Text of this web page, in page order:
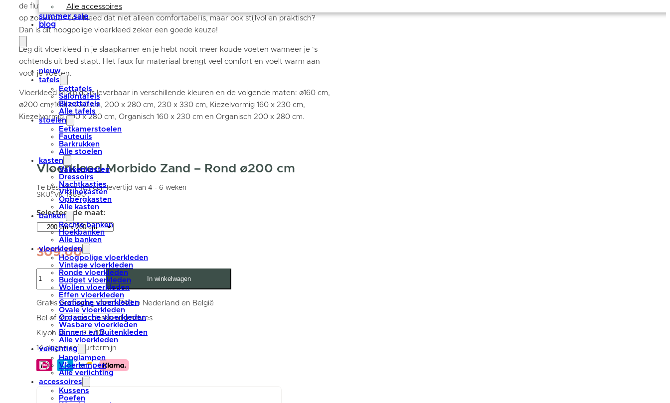
Alle accessoires
summer sale
blog
nieuw
tafels
Eettafels
Salontafels
Bijzettafels
Alle tafels
stoelen
Eetkamerstoelen
Fauteuils
Barkrukken
Alle stoelen
kasten
Vakkenkasten
Dressoirs
Nachtkastjes
Vitrinekasten
Opbergkasten
Alle kasten
banken
Rechte banken
Hoekbanken
Alle banken
vloerkleden
Hoogpolige vloerkleden
Vintage vloerkleden
Ronde vloerkleden
Budget vloerkleden
Wollen vloerkleden
Effen vloerkleden
Grafische vloerkleden
Ovale vloerkleden
Organische vloerkleden
Wasbare vloerkleden
Binnen- en Buitenkleden
Alle vloerkleden
verlichting
Hanglampen
Vloerlampen
Alle verlichting
accessoires
Kussens
Poefen
de fluffy uitstraling, wat een warme en uitnodigende sfeer creëert in elke kamer. Ben je
op zoek naar een kleed dat niet alleen comfortabel is, maar ook stijlvol en praktisch?
Dan is dit hoogpolige vloerkleed zeker een goede keuze!
Leg dit vloerkleed in je slaapkamer en je hebt nooit meer koude voeten wanneer je ‘s
ochtends uit bed stapt. Het faux fur materiaal brengt veel comfort en voelt warm aan
voor je voeten.
Vloerkleed Morbido is leverbaar in verschillende kleuren en de volgende maten: ø160 cm,
ø200 cm, 160 x 230 cm, 200 x 280 cm, 230 x 330 cm, Kiezelvormig 160 x 230 cm,
Kiezelvormig 200 x 280 cm, Organisch 160 x 230 cm en Organisch 200 x 280 cm.
Vloerkleed Morbido Zand – Rond ø200 cm
Te bestellen met een levertijd van 4 - 6 weken
SKU:VK-19890
309,00
Vloerkleed
Morbido
Zand
Rond
ø200
cm
aantal
In winkelwagen
Gratis bezorging vanaf €40 in Nederland en België
Bel of mail voor deskundig advies
Kiyoh score: 9,5/10
14 dagen retourtermijn